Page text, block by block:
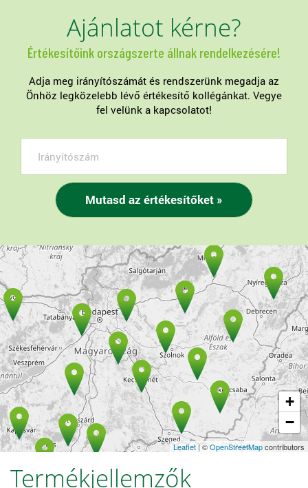
Ajánlatot kérne?
Értékesítőink országszerte állnak rendelkezésére!
Adja meg irányítószámát és rendszerünk megadja az
Önhöz legközelebb lévő értékesítő kollégánkat. Vegye
fel velünk a kapcsolatot!
+
−
Leaflet | ©OpenStreetMapcontributors
Termékjellemzők